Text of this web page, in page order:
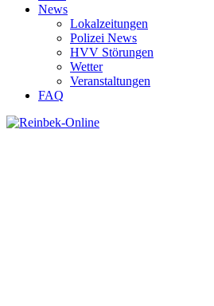
News
Lokalzeitungen
Polizei News
HVV Störungen
Wetter
Veranstaltungen
FAQ